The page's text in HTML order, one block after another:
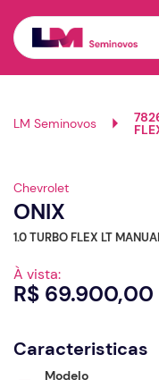
LM Seminovos
Ver 360º
Chevrolet
ONIX
1.0 TURBO FLEX LT
À vista:
R$ 69.900,00
Caracteristicas
Modelo